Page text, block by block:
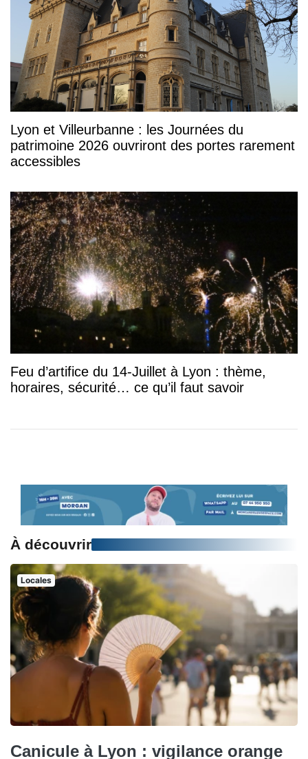
Lyon et Villeurbanne : les Journées du
patrimoine 2026 ouvriront des portes rarement
accessibles
Feu d’artifice du 14-Juillet à Lyon : thème,
horaires, sécurité… ce qu’il faut savoir
À découvrir
Locales
Canicule à Lyon : vigilance orange